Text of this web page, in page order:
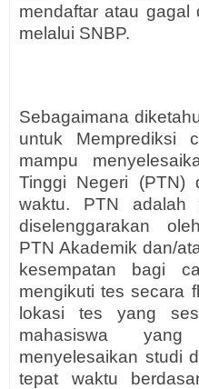
mendaftar atau gagal
melalui SNBP.
Sebagaimana
untuk Memprediksi
mampu
Tinggi Negeri (PTN)
waktu. PTN adalah
diselenggarakan
PTN Akademik dan/
kesempatan bagi
mengikuti tes secara
lokasi tes yang
mahasiswa
menyelesaikan studi
tepat waktu